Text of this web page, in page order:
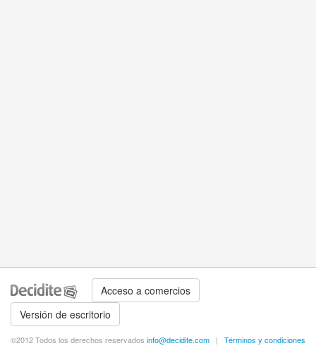
Acceso a comercios
Versión de escritorio
©2012 Todos los derechos reservados info@decidite.com | Términos y condiciones